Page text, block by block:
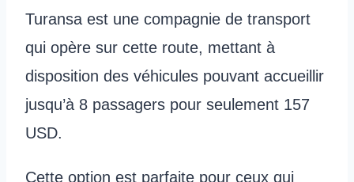
Turansa est une compagnie de transport
qui opère sur cette route, mettant à
disposition des véhicules pouvant accueillir
jusqu’à 8 passagers pour seulement 157
USD.
Cette option est parfaite pour ceux qui